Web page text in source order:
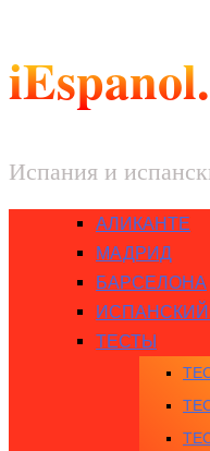
Испания и
АЛИКАНТЕ
МАДРИД
БАРСЕЛОНА
ТЕСТЫ